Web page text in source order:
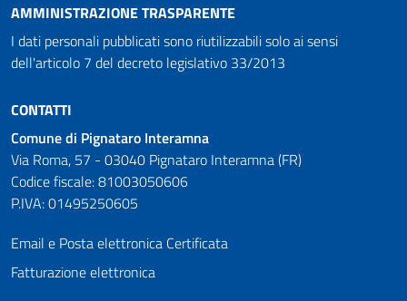
AMMINISTRAZIONE TRASPARENTE
I dati personali pubblicati sono riutilizzabili solo ai sensi
dell'articolo 7 del decreto legislativo 33/2013
CONTATTI
Comune di Pignataro Interamna
Via Roma, 57 - 03040 Pignataro Interamna (FR)
Codice fiscale: 81003050606
P.IVA: 01495250605
Email e Posta elettronica Certificata
Fatturazione elettronica